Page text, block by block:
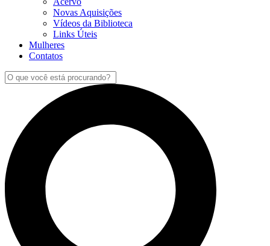
Novas Aquisições
Vídeos da Biblioteca
Links Úteis
Mulheres
Contatos